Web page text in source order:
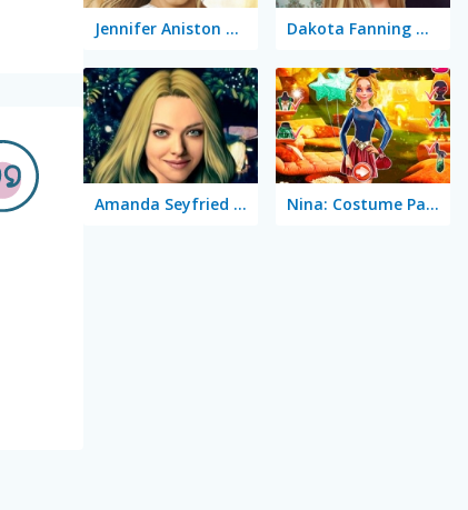
Jennifer Aniston True Make Up Dakota Fanning True Make Up
Amanda Seyfried True Make Up Nina: Costume Party